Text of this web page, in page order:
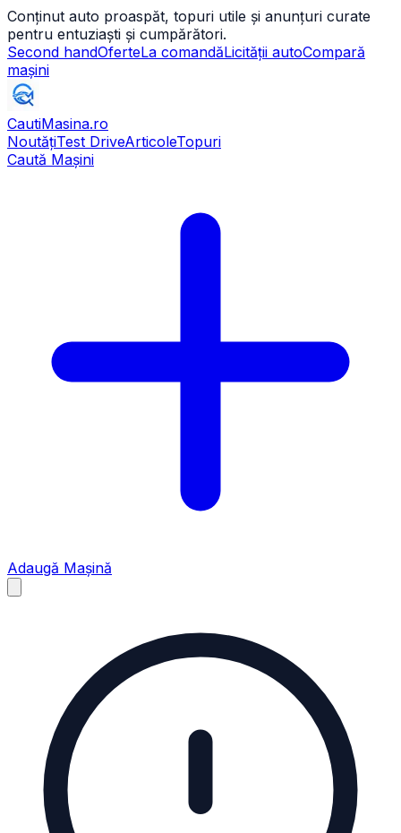
Conținut auto proaspăt, topuri utile și anunțuri curate
pentru entuziaști și cumpărători.
Second handOferteLa comandăLicității autoCompară
mașini
CautiMasina.ro
NoutățiTest DriveArticoleTopuri
Caută Mașini
Adaugă Mașină